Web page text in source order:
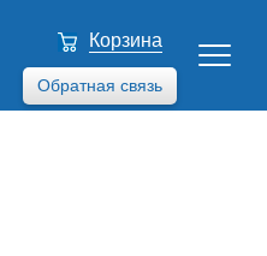
Обратная связь
Корзина